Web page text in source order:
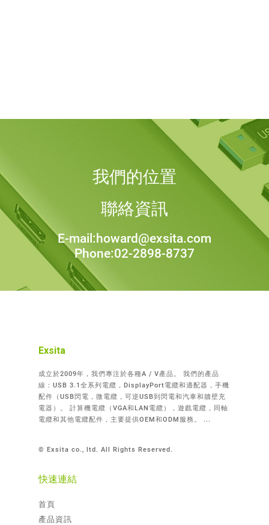
我們的位置
聯絡資訊
E-mail:howard@exsita.com
Phone:02-2898-8737
Exsita
成立於2009年，我們專注於各種A / V產品。 我們的產品
線：USB 3.1全系列電纜，DisplayPort電纜和適配器，手機
配件（USB閃電，微電纜，可逆USB到閃電和汽車和牆壁充
電器）。 計算機電纜（VGA和LAN電纜），遊戲電纜，同軸
電纜和其他電纜配件，主要提供OEM和ODM服務。 ...
© Exsita co., ltd. All Rights Reserved.
快速連結
首頁
產品資訊